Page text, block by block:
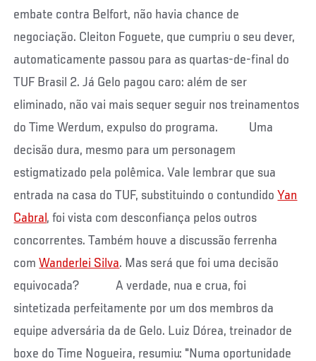
embate contra Belfort, não havia chance de
negociação. Cleiton Foguete, que cumpriu o seu dever,
automaticamente passou para as quartas-de-final do
TUF Brasil 2. Já Gelo pagou caro: além de ser
eliminado, não vai mais sequer seguir nos treinamentos
do Time Werdum, expulso do programa. Uma
decisão dura, mesmo para um personagem
estigmatizado pela polêmica. Vale lembrar que sua
entrada na casa do TUF, substituindo o contundidoYan
Cabral , foi vista com desconfiança pelos outros
concorrentes. Também houve a discussão ferrenha
comWanderlei Silva. Mas será que foi uma decisão
equivocada? A verdade, nua e crua, foi
sintetizada perfeitamente por um dos membros da
equipe adversária da de Gelo. Luiz Dórea, treinador de
boxe do Time Nogueira, resumiu: "Numa oportunidade